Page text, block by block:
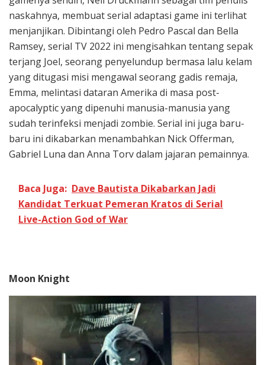
naskahnya, membuat serial adaptasi game ini terlihat
menjanjikan. Dibintangi oleh Pedro Pascal dan Bella
Ramsey, serial TV 2022 ini mengisahkan tentang sepak
terjang Joel, seorang penyelundup bermasa lalu kelam
yang ditugasi misi mengawal seorang gadis remaja,
Emma, melintasi dataran Amerika di masa post-
apocalyptic yang dipenuhi manusia-manusia yang
sudah terinfeksi menjadi zombie. Serial ini juga baru-
baru ini dikabarkan menambahkan Nick Offerman,
Gabriel Luna dan Anna Torv dalam jajaran pemainnya.
Baca Juga: Dave Bautista Dikabarkan Jadi
Kandidat Terkuat Pemeran Kratos di Serial
Live-Action God of War
Moon Knight